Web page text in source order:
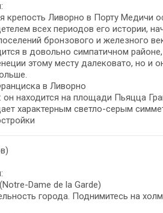
крепость Ливорно в Порту Медичи
всех периодов его истории,
бронзового и железного
в довольно симпатичном
этому месту далековато, но и
в Ливорно
находится на площади Пьяцца
характерным светло-серым
Dame de la Garde)
города. Поднимитесь на